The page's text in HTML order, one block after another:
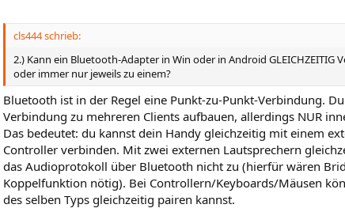
cls444 schrieb:
2.) Kann ein Bluetooth-Adapter in Win oder in Android
oder immer nur jeweils zu einem?
Bluetooth ist in der Regel eine Punkt-zu-Punkt-Verbindung.
Verbindung zu mehreren Clients aufbauen, allerdings NUR
Das bedeutet: du kannst dein Handy gleichzeitig mit einem
Controller verbinden. Mit zwei externen Lautsprechern
das Audioprotokoll über Bluetooth nicht zu (hierfür wären
Koppelfunktion nötig). Bei Controllern/Keyboards/Mäusen
des selben Typs gleichzeitig pairen kannst.